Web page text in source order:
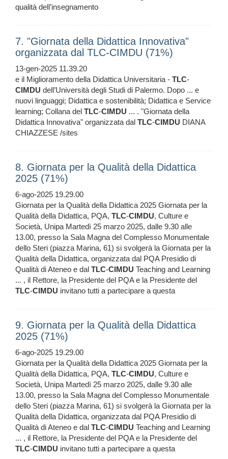
qualità dell’insegnamento
7. "Giornata della Didattica Innovativa"
organizzata dal TLC-CIMDU (71%)
13-gen-2025 11.39.20
e il Miglioramento della Didattica Universitaria - TLC-
CIMDU dell’Università degli Studi di Palermo. Dopo ... e
nuovi linguaggi; Didattica e sostenibilità; Didattica e Service
learning; Collana del TLC-CIMDU ... . "Giornata della
Didattica Innovativa" organizzata dal TLC-CIMDU DIANA
CHIAZZESE /sites
8. Giornata per la Qualità della Didattica
2025 (71%)
6-ago-2025 19.29.00
Giornata per la Qualità della Didattica 2025 Giornata per la
Qualità della Didattica, PQA, TLC-CIMDU, Culture e
Società, Unipa Martedì 25 marzo 2025, dalle 9.30 alle
13.00, presso la Sala Magna del Complesso Monumentale
dello Steri (piazza Marina, 61) si svolgerà la Giornata per la
Qualità della Didattica, organizzata dal PQA Presidio di
Qualità di Ateneo e dal TLC-CIMDU Teaching and Learning
... , il Rettore, la Presidente del PQA e la Presidente del
TLC-CIMDU invitano tutti a partecipare a questa
9. Giornata per la Qualità della Didattica
2025 (71%)
6-ago-2025 19.29.00
Giornata per la Qualità della Didattica 2025 Giornata per la
Qualità della Didattica, PQA, TLC-CIMDU, Culture e
Società, Unipa Martedì 25 marzo 2025, dalle 9.30 alle
13.00, presso la Sala Magna del Complesso Monumentale
dello Steri (piazza Marina, 61) si svolgerà la Giornata per la
Qualità della Didattica, organizzata dal PQA Presidio di
Qualità di Ateneo e dal TLC-CIMDU Teaching and Learning
... , il Rettore, la Presidente del PQA e la Presidente del
TLC-CIMDU invitano tutti a partecipare a questa